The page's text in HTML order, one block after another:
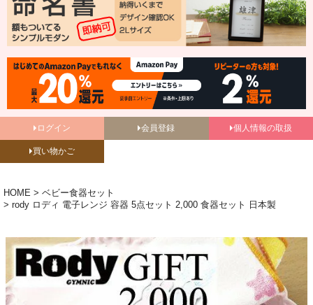
ログイン 会員登録 個人情報の取扱
買い物かご
HOME
ベビー食器セット
rody ロディ 電子レンジ 容器 5点セット 2,000 食器セット 日本製